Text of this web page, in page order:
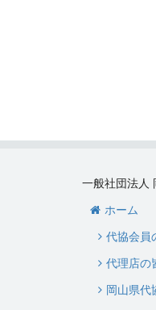
一般社団法人
ホーム
代協会員
代理店の
岡山県代